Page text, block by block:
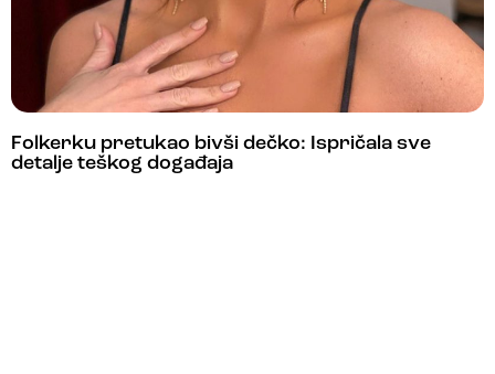
Folkerku pretukao bivši dečko: Ispričala sve
detalje teškog događaja